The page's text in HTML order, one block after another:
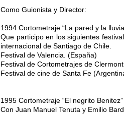
Como Guionista y Director:
1994 Cortometraje “La pared y la lluvia
Que participo en los siguientes
internacional de Santiago de Chile.
Festival de Valencia. (España)
Festival de Cortometrajes de
Festival de cine de Santa Fe
1995 Cortometraje “El negrito
Con Juan Manuel Tenuta y Emilio